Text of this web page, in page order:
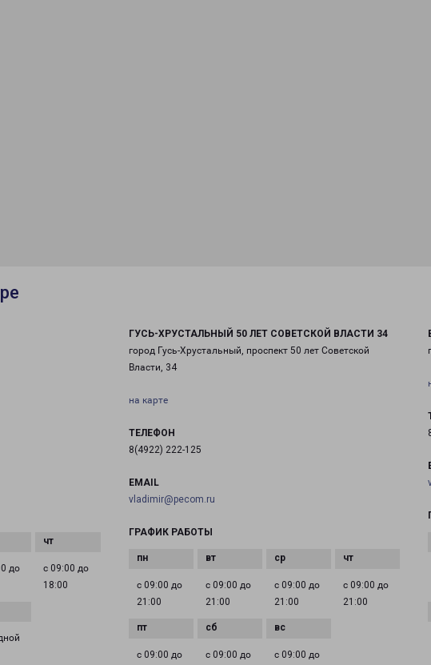
до
с 09:00 до
18:00
ГУСЬ-ХРУСТАЛЬНЫЙ 50 ЛЕТ СОВЕТСКОЙ ВЛАСТИ 34
город Гусь-Хрустальный, проспект 50 лет Советской
Власти, 34
на карте
ТЕЛЕФОН
8(4922) 222-125
EMAIL
vladimir@pecom.ru
ГРАФИК РАБОТЫ
с 09:00 до
21:00
с 09:00 до
21:00
с 09:00 до
21:00
с 09:00 до
21:00
с 09:00 до
с 09:00 до
с 09:00 до